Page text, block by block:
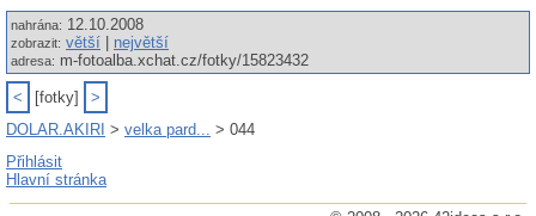
nahrána: 12.10.2008
zobrazit: větší největší
adresa: m-fotoalba.xchat.cz/fotky/15823432
< [fotky]
>
DOLAR.AKIRI > velka pard... > 044
Přihlásit
Hlavní stránka